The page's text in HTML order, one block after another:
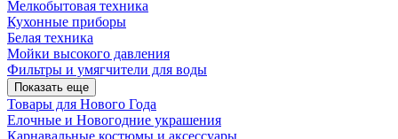
Мелкобытовая техника
Кухонные приборы
Белая техника
Мойки высокого давления
Фильтры и умягчители для воды
Показать еще
Товары для Нового Года
Елочные и Новогодние украшения
Карнавальные костюмы и аксессуары